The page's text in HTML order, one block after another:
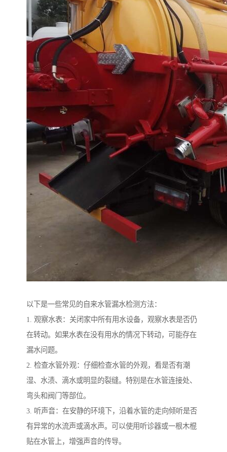
以下是一些常见的自来水管漏水检测方法：
1. 观察水表：关闭家中所有用水设备，观察水表是否仍
在转动。如果水表在没有用水的情况下转动，可能存在
漏水问题。
2. 检查水管外观：仔细检查水管的外观，看是否有潮
湿、水渍、滴水或明显的裂缝。特别是在水管连接处、
弯头和阀门等部位。
3. 听声音：在安静的环境下，沿着水管的走向倾听是否
有异常的水流声或滴水声。可以使用听诊器或一根木棍
贴在水管上，增强声音的传导。